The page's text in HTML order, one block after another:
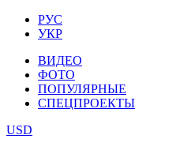
РУС
УКР
ВИДЕО
ФОТО
ПОПУЛЯРНЫЕ
СПЕЦПРОЕКТЫ
USD